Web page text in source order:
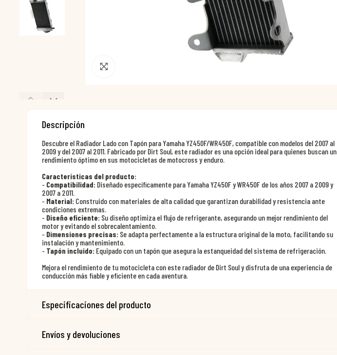
Descripción
Descubre el Radiador Lado con Tapón para Yamaha YZ450F/WR450F, compatible con modelos del 2007 al
2009 y del 2007 al 2011. Fabricado por Dirt Soul, este radiador es una opción ideal para quienes buscan un
rendimiento óptimo en sus motocicletas de motocross y enduro.
Características del producto:
- Compatibilidad: Diseñado específicamente para Yamaha YZ450F y WR450F de los años 2007 a 2009 y
2007 a 2011.
- Material: Construido con materiales de alta calidad que garantizan durabilidad y resistencia ante
condiciones extremas.
- Diseño eficiente: Su diseño optimiza el flujo de refrigerante, asegurando un mejor rendimiento del
motor y evitando el sobrecalentamiento.
- Dimensiones precisas: Se adapta perfectamente a la estructura original de la moto, facilitando su
instalación y mantenimiento.
- Tapón incluido: Equipado con un tapón que asegura la estanqueidad del sistema de refrigeración.
Mejora el rendimiento de tu motocicleta con este radiador de Dirt Soul y disfruta de una experiencia de
conducción más fiable y eficiente en cada aventura.
Especificaciones del producto
Envíos y devoluciones